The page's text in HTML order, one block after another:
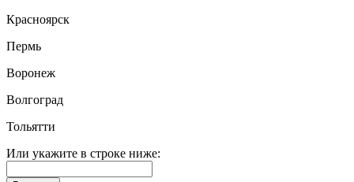
Красноярск
Пермь
Воронеж
Волгоград
Тольятти
Или укажите в строке ниже: